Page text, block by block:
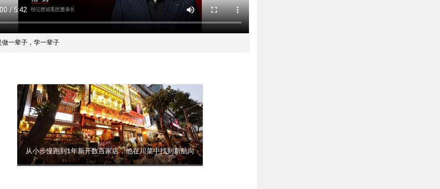
做一辈子，学一辈子
从小步慢跑到1年新开数百家店，他在川菜中找到新航向